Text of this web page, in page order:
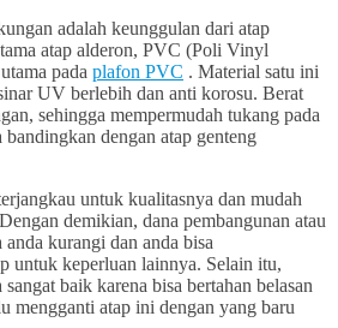
adalah keunggulan dari atap
atap alderon, PVC (Poli Vinyl
pada plafon PVC . Material satu ini
UV berlebih dan anti korosu. Berat
sehingga mempermudah tukang pada
bandingkan dengan atap genteng
untuk kualitasnya dan mudah
demikian, dana pembangunan atau
kurangi dan anda bisa
untuk keperluan lainnya. Selain itu,
baik karena bisa bertahan belasan
mengganti atap ini dengan yang baru